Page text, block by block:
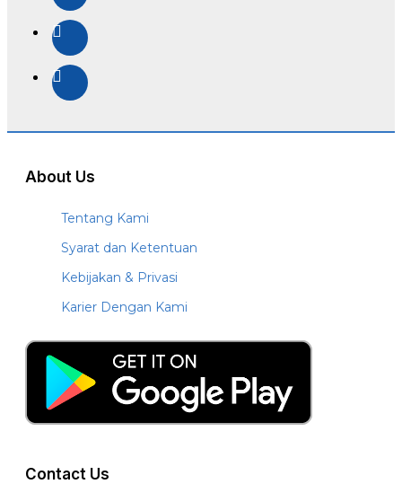
About Us
Tentang Kami
Syarat dan Ketentuan
Kebijakan & Privasi
Karier Dengan Kami
Contact Us